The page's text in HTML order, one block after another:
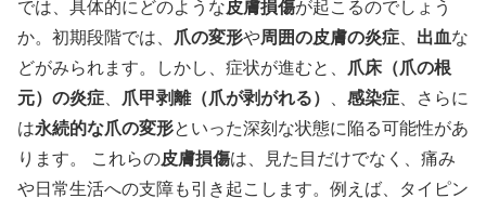
では、具体的にどのような皮膚損傷が起こるのでしょう
か。初期段階では、
爪の変形や周囲の皮膚の炎症 出血な
どがみられます。しかし、症状が進むと、
爪床（爪の根
元）の炎症
爪甲剥離（爪が剥がれる） 感染症 、さらに
は永続的な爪の変形といった深刻な状態に陥る可能性があ
ります。 これらの皮膚損傷は、見た目だけでなく、痛み
や日常生活への支障も引き起こします。例えば、タイピン